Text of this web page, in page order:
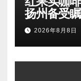
扬州备受
2026年8月8日